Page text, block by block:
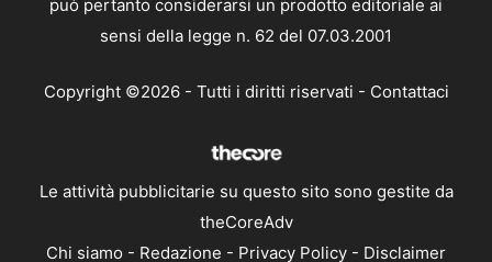
può pertanto considerarsi un prodotto editoriale ai
sensi della legge n. 62 del 07.03.2001
Copyright ©2026 - Tutti i diritti riservati - Contattaci
Le attività pubblicitarie su questo sito sono gestite da
theCoreAdv
Chi siamo - Redazione - Privacy Policy - Disclaimer